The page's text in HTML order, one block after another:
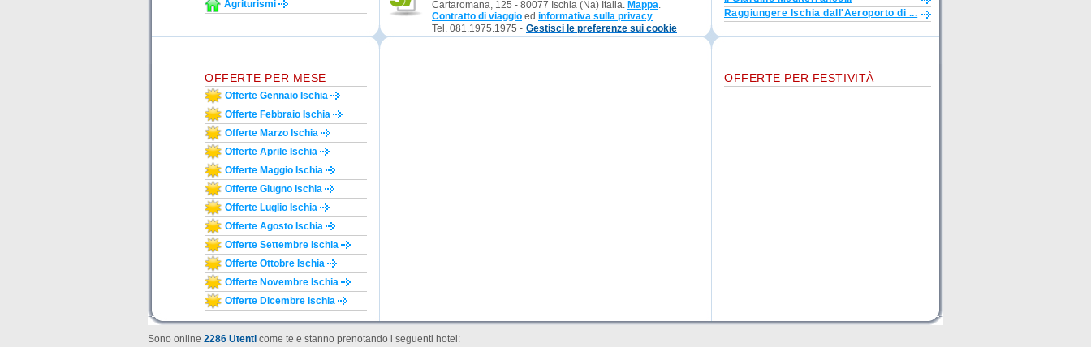
Agriturismi
Cartaromana, 125 - 80077 Ischia (Na) Italia. Mappa.
Contratto di viaggio ed informativa sulla privacy.
Tel. 081.1975.1975 - Gestisci le preferenze sui cookie
Raggiungere Ischia dall'Aeroporto di ...
OFFERTE PER MESE
Offerte Gennaio Ischia
Offerte Febbraio Ischia
Offerte Marzo Ischia
Offerte Aprile Ischia
Offerte Maggio Ischia
Offerte Giugno Ischia
Offerte Luglio Ischia
Offerte Agosto Ischia
Offerte Settembre Ischia
Offerte Ottobre Ischia
Offerte Novembre Ischia
Offerte Dicembre Ischia
OFFERTE PER FESTIVITÀ
Sono online 2286 Utenti come te e stanno prenotando i seguenti hotel: